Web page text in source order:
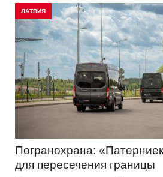
ЛАТВИЯ
Погранохрана:
для пересечения границы